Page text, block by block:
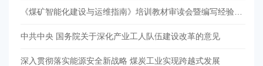
中共中央 国务院关于深化产业工人队伍建设改革的意见
深入贯彻落实能源安全新战略 煤炭工业实现跨越式发展